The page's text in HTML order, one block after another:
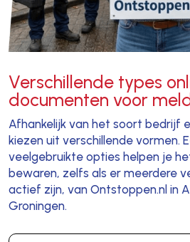
Verschillende types
documenten voor
Afhankelijk van het soort bedrijf
kiezen uit verschillende vormen.
veelgebruikte opties helpen je
bewaren, zelfs als er meerdere
actief zijn, van Ontstoppen.nl in
Groningen.